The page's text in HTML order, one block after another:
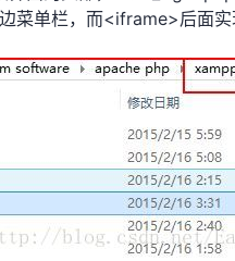
菜单栏，而<iframe>后面实